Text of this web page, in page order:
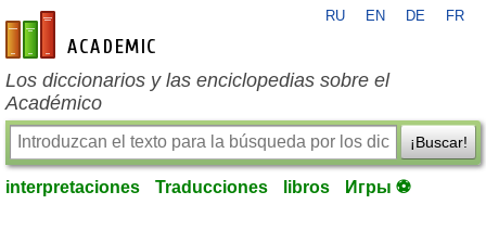
es-academic.com
RU EN DE FR
Los diccionarios y las enciclopedias sobre el
Académico
¡Buscar!
interpretaciones Traducciones libros Игры ⚽